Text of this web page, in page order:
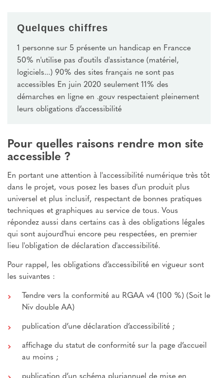
Quelques chiffres
1 personne sur 5 présente un handicap en Francce
50% n'utilise pas d'outils d'assistance (matériel,
logiciels...) 90% des sites français ne sont pas
accessibles En juin 2020 seulement 11% des
démarches en ligne en .gouv respectaient pleinement
leurs obligations d’accessibilité
Pour quelles raisons rendre mon site
accessible ?
En portant une attention à l'accessibilité numérique très tôt
dans le projet, vous posez les bases d'un produit plus
universel et plus inclusif, respectant de bonnes pratiques
techniques et graphiques au service de tous. Vous
répondez aussi dans certains cas à des obligations légales
qui sont aujourd'hui encore peu respectées, en premier
lieu l'obligation de déclaration d'accessibilité.
Pour rappel, les obligations d’accessibilité en vigueur sont
les suivantes :
Tendre vers la conformité au RGAA v4 (100 %) (Soit le
Niv double AA)
publication d’une déclaration d’accessibilité ;
affichage du statut de conformité sur la page d’accueil
au moins ;
publication d’un schéma pluriannuel de mise en